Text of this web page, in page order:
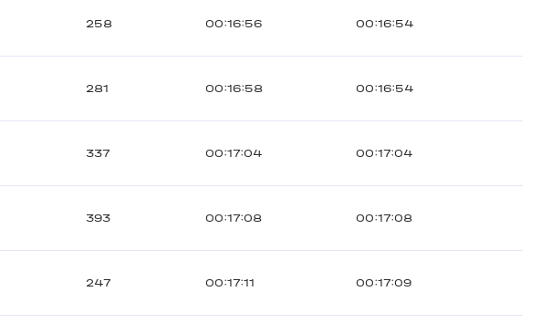
258 00:16:56 00:16:54
281 00:16:58 00:16:54
337 00:17:04 00:17:04
393 00:17:08 00:17:08
247 00:17:11 00:17:09